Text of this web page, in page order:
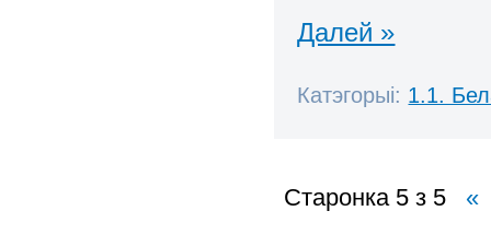
Далей »
Катэгорыі: 1.1.
Старонка 5 з 5 «